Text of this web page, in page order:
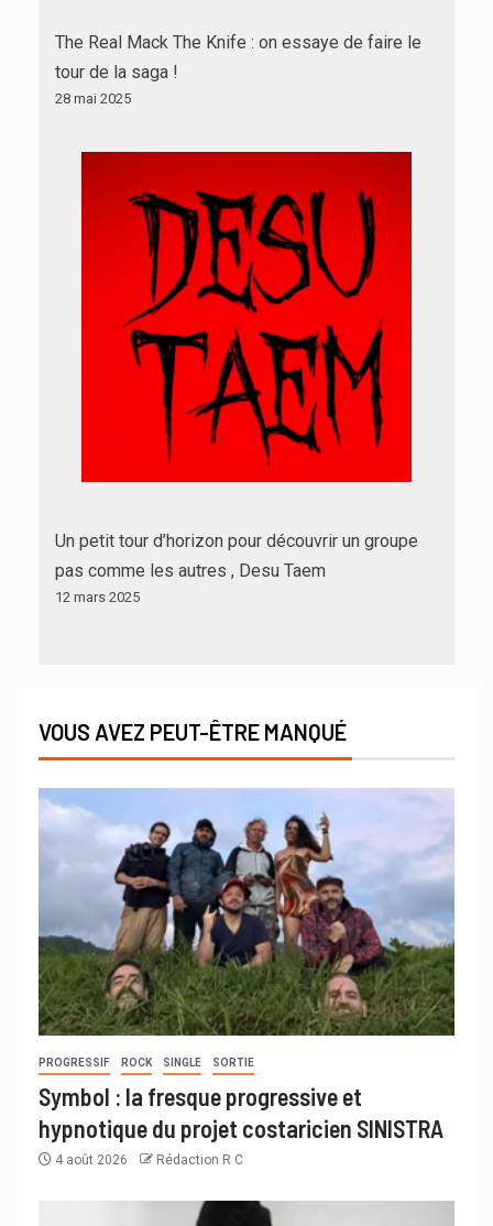
The Real Mack The Knife : on essaye de faire le
tour de la saga !
28 mai 2025
Un petit tour d’horizon pour découvrir un groupe
pas comme les autres , Desu Taem
12 mars 2025
VOUS AVEZ PEUT-ÊTRE MANQUÉ
PROGRESSIF ROCK SINGLE SORTIE
Symbol : la fresque progressive et
hypnotique du projet costaricien SINISTRA
4 août 2026 Rédaction R C